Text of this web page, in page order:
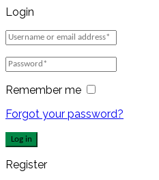
Login
Remember me
Forgot your password?
Log in
Register